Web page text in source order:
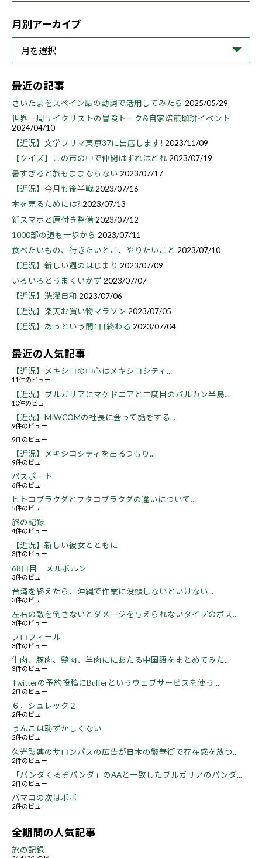
月別アーカイブ
最近の記事
さいたまをスペイン語の動詞で活用してみたら 2025/05/29
世界一周サイクリストの冒険トーク&自家焙煎珈琲イベント
2024/04/10
【近況】文学フリマ東京37に出店します! 2023/11/09
【クイズ】この市の中で仲間はずれはどれ 2023/07/19
暑すぎると旅もままならない 2023/07/17
【近況】今月も後半戦2023/07/16
本を売るためには? 2023/07/13
新スマホと原付き整備 2023/07/12
1000部の道も一歩から 2023/07/11
食べたいもの、行きたいとこ、やりたいこと 2023/07/10
【近況】新しい週のはじまり 2023/07/09
いろいろとうまくいかず 2023/07/07
【近況】洗濯日和 2023/07/06
【近況】楽天お買い物マラソン 2023/07/05
【近況】あっという間1日終わる 2023/07/04
最近の人気記事
【近況】メキシコの中心はメキシコシティ...
11件のビュー
【近況】ブルガリアにマケドニアと二度目のバルカン半島...
10件のビュー
【近況】MIWCOMの社長に会って話をする...
9件のビュー
9件のビュー
【近況】メキシコシティを出るつもり...
9件のビュー
パスポート
6件のビュー
ヒトコブラクダとフタコブラクダの違いについて...
5件のビュー
旅の記録
4件のビュー
【近況】新しい彼女とともに
3件のビュー
68日目 メルボルン
3件のビュー
台湾を終えたら、沖縄で作業に没頭しないといけない...
3件のビュー
左右の敵を倒さないとダメージを与えられないタイプのボス...
3件のビュー
プロフィール
3件のビュー
牛肉、豚肉、鶏肉、羊肉ににあたる中国語をまとめてみた...
3件のビュー
Twitterの予約投稿にBufferというウェブサービスを使う...
2件のビュー
６，シュレック２
2件のビュー
うんこは恥ずかしくない
2件のビュー
久光製薬のサロンパスの広告が日本の繁華街で存在感を放つ...
2件のビュー
「パンダくるぞパンダ」のAAと一致したブルガリアのパンダ...
2件のビュー
バマコの次はボボ
2件のビュー
全期間の人気記事
旅の記録